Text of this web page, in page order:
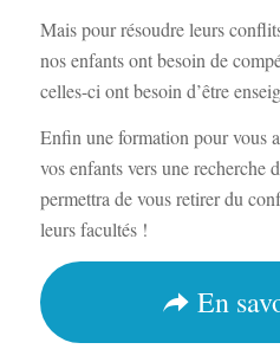
Mais pour résoudre leurs
nos enfants ont besoin de
celles-ci ont besoin d’être
Enfin une formation pour vous
vos enfants vers une recherche
permettra de vous retirer du
leurs facultés !
En